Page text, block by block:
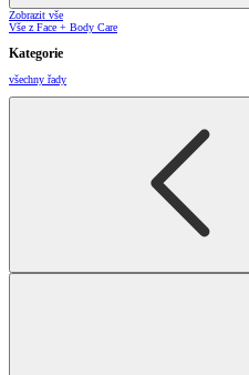
Zobrazit vše
Vše z Face + Body Care
Kategorie
všechny řady